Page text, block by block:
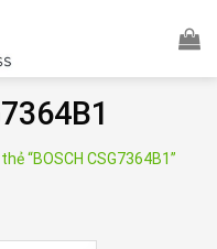
“BOSCH CSG7364B1”